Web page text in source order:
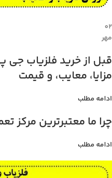
۰۲
مهر
مزایا، معایب، و قیمت
ادامه مطلب
چرا ما معتبرترین مرکز
ادامه مطلب